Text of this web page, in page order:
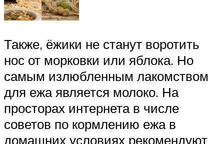
Также, ёжики не станут воротить
нос от морковки или яблока. Но
самым излюбленным лакомством
для ежа является молоко. На
просторах интернета в числе
советов по кормлению ежа в
домашних условиях рекомендуют